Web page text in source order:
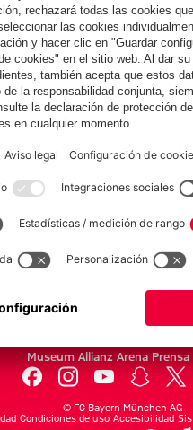
Ronda con los
medios en el
Tegernsee con
Manuel Neuer
Ronda
medios
Arijon
Museum Allianz Arena Prensa
© FC Bayern München AG –
Condiciones de uso Accesibilidad